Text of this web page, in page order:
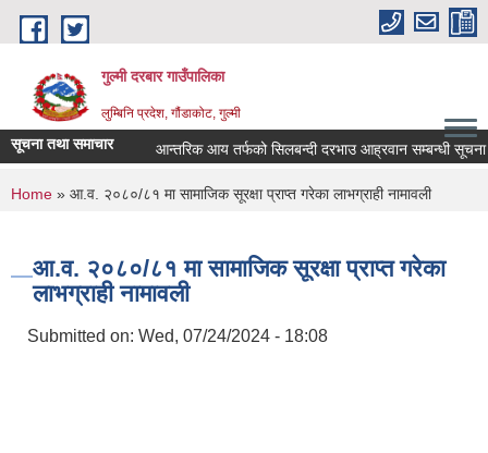
Skip to main content
गुल्मी दरबार गाउँपालिका
लुम्बिनि प्रदेश, गौंडाकोट, गुल्मी
सूचना तथा समाचार आन्तरिक आय तर्फको सिलबन्दी दरभाउ आह्रवान सम्बन्धी सूचना ।
You are here
Home » आ.व. २०८०/८१ मा सामाजिक सूरक्षा प्राप्त गरेका लाभग्राही नामावली
आ.व. २०८०/८१ मा सामाजिक सूरक्षा प्राप्त गरेका
लाभग्राही नामावली
Submitted on: Wed, 07/24/2024 - 18:08